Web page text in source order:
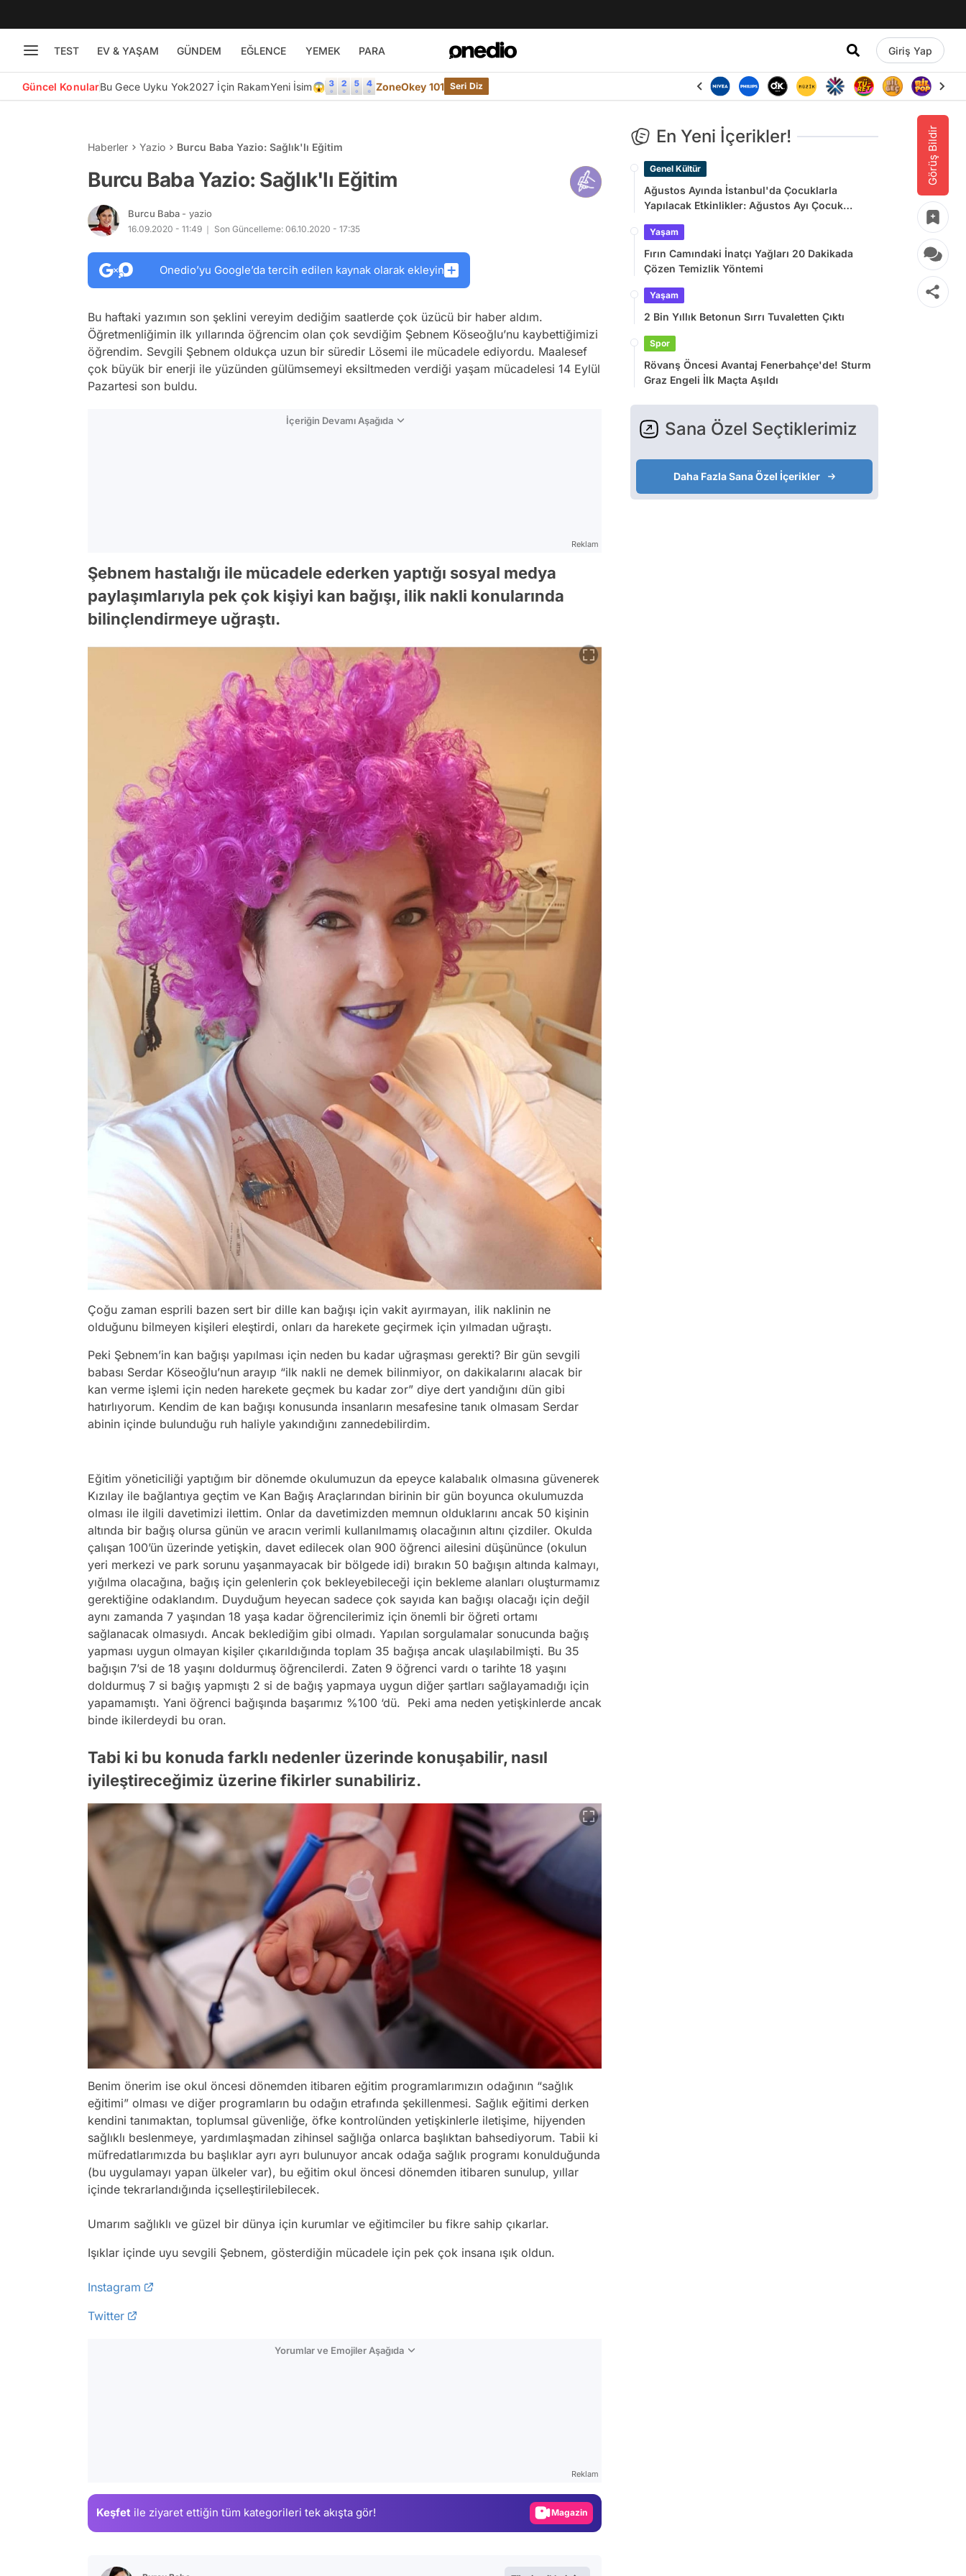
TEST EV & YAŞAM GÜNDEM EĞLENCE YEMEK PARA Giriş Yap
Güncel KonularBu Gece Uyku Yok2027 İçin RakamYeni İsim😱 ZoneOkey 101 Seri Diz
Görüş Bildir
Haberler Yazio Burcu Baba Yazio: Sağlık'lı Eğitim
Burcu Baba Yazio: Sağlık'lı Eğitim
Burcu Baba - yazio
16.09.2020 - 11:49 Son Güncelleme: 06.10.2020 - 17:35
Onedio’yu Google’da tercih edilen kaynak olarak ekleyin
Bu haftaki yazımın son şeklini vereyim dediğim saatlerde çok üzücü bir haber aldım.
Öğretmenliğimin ilk yıllarında öğrencim olan çok sevdiğim Şebnem Köseoğlu’nu kaybettiğimizi
öğrendim. Sevgili Şebnem oldukça uzun bir süredir Lösemi ile mücadele ediyordu. Maalesef
çok büyük bir enerji ile yüzünden gülümsemeyi eksiltmeden verdiği yaşam mücadelesi 14 Eylül
Pazartesi son buldu.
İçeriğin Devamı Aşağıda
Reklam
Şebnem hastalığı ile mücadele ederken yaptığı sosyal medya
paylaşımlarıyla pek çok kişiyi kan bağışı, ilik nakli konularında
bilinçlendirmeye uğraştı.
Çoğu zaman esprili bazen sert bir dille kan bağışı için vakit ayırmayan, ilik naklinin ne
olduğunu bilmeyen kişileri eleştirdi, onları da harekete geçirmek için yılmadan uğraştı.
Peki Şebnem’in kan bağışı yapılması için neden bu kadar uğraşması gerekti? Bir gün sevgili
babası Serdar Köseoğlu’nun arayıp “ilk nakli ne demek bilinmiyor, on dakikalarını alacak bir
kan verme işlemi için neden harekete geçmek bu kadar zor” diye dert yandığını dün gibi
hatırlıyorum. Kendim de kan bağışı konusunda insanların mesafesine tanık olmasam Serdar
abinin içinde bulunduğu ruh haliyle yakındığını zannedebilirdim.
Eğitim yöneticiliği yaptığım bir dönemde okulumuzun da epeyce kalabalık olmasına güvenerek
Kızılay ile bağlantıya geçtim ve Kan Bağış Araçlarından birinin bir gün boyunca okulumuzda
olması ile ilgili davetimizi ilettim. Onlar da davetimizden memnun olduklarını ancak 50 kişinin
altında bir bağış olursa günün ve aracın verimli kullanılmamış olacağının altını çizdiler. Okulda
çalışan 100’ün üzerinde yetişkin, davet edilecek olan 900 öğrenci ailesini düşününce (okulun
yeri merkezi ve park sorunu yaşanmayacak bir bölgede idi) bırakın 50 bağışın altında kalmayı,
yığılma olacağına, bağış için gelenlerin çok bekleyebileceği için bekleme alanları oluşturmamız
gerektiğine odaklandım. Duyduğum heyecan sadece çok sayıda kan bağışı olacağı için değil
aynı zamanda 7 yaşından 18 yaşa kadar öğrencilerimiz için önemli bir öğreti ortamı
sağlanacak olmasıydı. Ancak beklediğim gibi olmadı. Yapılan sorgulamalar sonucunda bağış
yapması uygun olmayan kişiler çıkarıldığında toplam 35 bağışa ancak ulaşılabilmişti. Bu 35
bağışın 7’si de 18 yaşını doldurmuş öğrencilerdi. Zaten 9 öğrenci vardı o tarihte 18 yaşını
doldurmuş 7 si bağış yapmıştı 2 si de bağış yapmaya uygun diğer şartları sağlayamadığı için
yapamamıştı. Yani öğrenci bağışında başarımız %100 ‘dü. Peki ama neden yetişkinlerde ancak
binde ikilerdeydi bu oran.
Tabi ki bu konuda farklı nedenler üzerinde konuşabilir, nasıl
iyileştireceğimiz üzerine fikirler sunabiliriz.
Benim önerim ise okul öncesi dönemden itibaren eğitim programlarımızın odağının “sağlık
eğitimi” olması ve diğer programların bu odağın etrafında şekillenmesi. Sağlık eğitimi derken
kendini tanımaktan, toplumsal güvenliğe, öfke kontrolünden yetişkinlerle iletişime, hijyenden
sağlıklı beslenmeye, yardımlaşmadan zihinsel sağlığa onlarca başlıktan bahsediyorum. Tabii ki
müfredatlarımızda bu başlıklar ayrı ayrı bulunuyor ancak odağa sağlık programı konulduğunda
(bu uygulamayı yapan ülkeler var), bu eğitim okul öncesi dönemden itibaren sunulup, yıllar
içinde tekrarlandığında içselleştirilebilecek.
Umarım sağlıklı ve güzel bir dünya için kurumlar ve eğitimciler bu fikre sahip çıkarlar.
Işıklar içinde uyu sevgili Şebnem, gösterdiğin mücadele için pek çok insana ışık oldun.
Instagram
Twitter
Yorumlar ve Emojiler Aşağıda
Reklam
Keşfet ile ziyaret ettiğin tüm kategorileri tek akışta gör! Magazin
En Yeni İçerikler!
Genel Kültür
Ağustos Ayında İstanbul'da Çocuklarla
Yapılacak Etkinlikler: Ağustos Ayı Çocuk
Yaşam
Fırın Camındaki İnatçı Yağları 20 Dakikada
Çözen Temizlik Yöntemi
Yaşam
2 Bin Yıllık Betonun Sırrı Tuvaletten Çıktı
Spor
Rövanş Öncesi Avantaj Fenerbahçe'de! Sturm
Graz Engeli İlk Maçta Aşıldı
Sana Özel Seçtiklerimiz
Daha Fazla Sana Özel İçerikler